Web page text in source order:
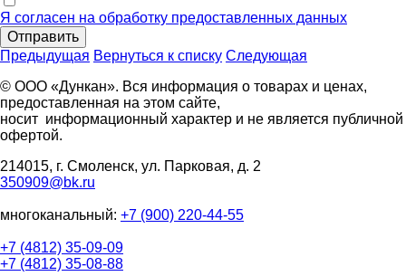
Я согласен на обработку предоставленных данных
Отправить
Предыдущая Вернуться к списку Следующая
© ООО «Дункан». Вся информация о товарах и ценах,
предоставленная на этом сайте,
носит информационный характер и не является публичной
офертой.
214015, г. Смоленск, ул. Парковая, д. 2
350909@bk.ru
многоканальный: +7 (900) 220-44-55
+7 (4812) 35-09-09
+7 (4812) 35-08-88